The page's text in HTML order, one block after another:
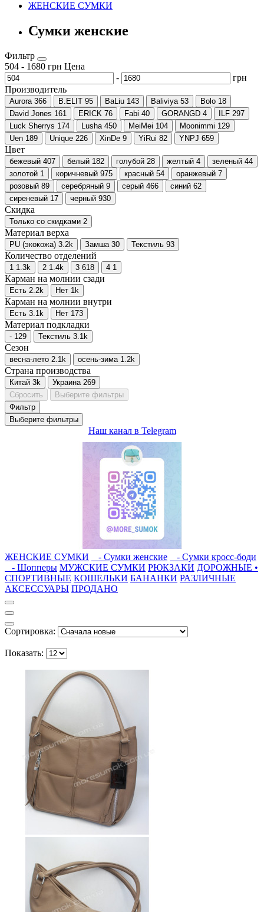
ЖЕНСКИЕ СУМКИ
Сумки женские
Фильтр
504 - 1680 грн Цена
-
грн
Производитель
Aurora 366 B.ELIT 95 BaLiu 143 Baliviya 53 Bolo 18
David Jones 161 ERICK 76 Fabi 40 GORANGD 4 ILF 297
Luck Sherrys 174 Lusha 450 MeiMei 104 Moonimmi 129
Uen 189 Unique 226 XinDe 9 YiRui 82 YNPJ 659
Цвет
бежевый 407 белый 182 голубой 28 желтый 4 зеленый 44
золотой 1 коричневый 975 красный 54 оранжевый 7
розовый 89 серебряный 9 серый 466 синий 62
сиреневый 17 черный 930
Скидка
Только со cкидками 2
Материал верха
PU (экокожа) 3.2k Замша 30 Текстиль 93
Количество отделений
1 1.3k 2 1.4k 3 618 4 1
Карман на молнии сзади
Есть 2.2k Нет 1k
Карман на молнии внутри
Есть 3.1k Нет 173
Материал подкладки
- 129 Текстиль 3.1k
Сезон
весна-лето 2.1k осень-зима 1.2k
Страна производства
Китай 3k Украина 269
Сбросить
Выберите фильтры
Фильтр
Выберите фильтры
Наш канал в Telegram
ЖЕНСКИЕ СУМКИ - Сумки женские
- Сумки кросс-боди
- Шопперы МУЖСКИЕ СУМКИ РЮКЗАКИ ДОРОЖНЫЕ •
СПОРТИВНЫЕ КОШЕЛЬКИ БАНАНКИ РАЗЛИЧНЫЕ
АКСЕССУАРЫ ПРОДАНО
Сортировка:
Показать: